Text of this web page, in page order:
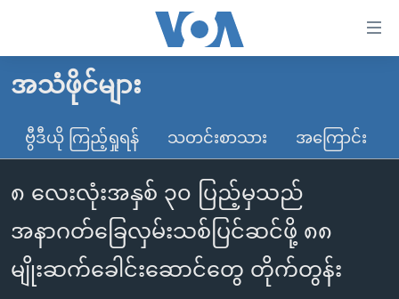
လွယ်ကူ
သည့်
များ
ပင်မ
အကြောင်းအရာ
မူလစာမျက်နှာ
မြန်မာ
ကမ္ဘာ့သတင်းများ
နိုင်ငံတကာ
အမေရိကန်
တရုတ်
အစ္စရေး-ပါလက်စတိုင်း
ဗွီဒီယို
သတင်းလွတ်လပ်ခွင့်
ရပ်ဝန်းတခု လမ်းတခု အလွန်
အင်္ဂလိပ်စာလေ့လာမယ်
အသံဖိုင်များ
ဗွီဒီယို ကြည့်ရှုရန် သတင်းစာသား အကြောင်း
၈ လေးလုံးအနှစ် ၃၀ ပြည့်မှသည်
အနာဂတ်ခြေလှမ်းသစ်ပြင်ဆင်ဖို့ ၈၈
မျိုးဆက်ခေါင်းဆောင်တွေ တိုက်တွန်း